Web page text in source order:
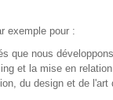
de milliers de
exemple pour :
que nous
et la mise en
du design et de l'art